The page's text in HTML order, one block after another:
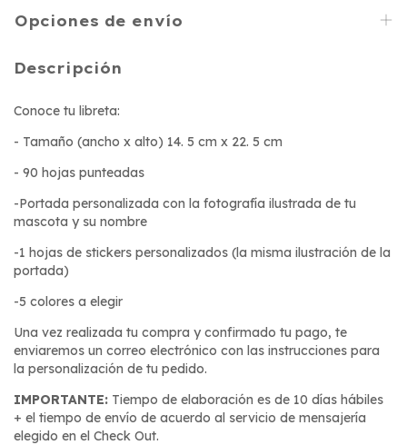
Opciones de envío
Descripción
Conoce tu libreta:
- Tamaño (ancho x alto) 14. 5 cm x 22. 5 cm
- 90 hojas punteadas
-Portada personalizada con la fotografía ilustrada de tu
mascota y su nombre
-1 hojas de stickers personalizados (la misma ilustración de la
portada)
-5 colores a elegir
Una vez realizada tu compra y confirmado tu pago, te
enviaremos un correo electrónico con las instrucciones para
la personalización de tu pedido.
IMPORTANTE: Tiempo de elaboración es de 10 días hábiles
+ el tiempo de envío de acuerdo al servicio de mensajería
elegido en el Check Out.